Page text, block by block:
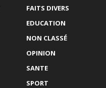
FAITS DIVERS
EDUCATION
NON CLASSÉ
OPINION
SANTE
SPORT